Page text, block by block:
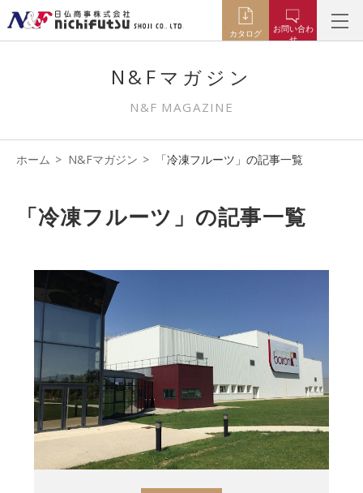
カタログ
お問い合わ
せ
N&Fマガジン
N&F MAGAZINE
ホーム N&Fマガジン 「冷凍フルーツ」の記事一覧
「冷凍フルーツ」の記事一覧